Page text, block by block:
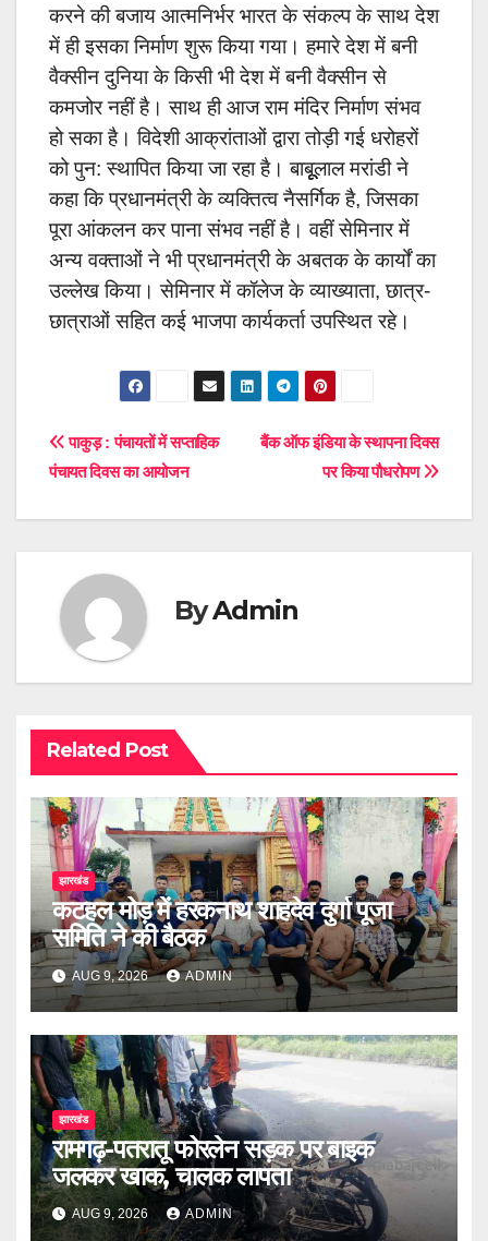
करने की बजाय आत्मनिर्भर भारत के संकल्प के साथ देश
में ही इसका निर्माण शुरू किया गया। हमारे देश में बनी
वैक्सीन दुनिया के किसी भी देश में बनी वैक्सीन से
कमजोर नहीं है। साथ ही आज राम मंदिर निर्माण संभव
हो सका है। विदेशी आक्रांताओं द्वारा तोड़ी गई धरोहरों
को पुन: स्थापित किया जा रहा है। बाबूूूलालमरांडी ने
कहा कि प्रधानमंत्री के व्यक्तित्व नैसर्गिक है, जिसका
पूरा आंकलन कर पाना संभव नहीं है।वहीं सेमिनार में
अन्य वक्ताओं ने भी प्रधानमंत्री के अबतक के कार्यों का
उल्लेख किया। सेमिनार में कॉलेज के व्याख्याता, छात्र-
छात्राओं सहित कई भाजपा कार्यकर्ता उपस्थित रहे।
Post
navigation
बैंक ऑफ इंडिया के स्थापना दिवस
पर किया पौधरोपण
पाकुड़ : पंचायतों में सप्ताहिक
पंचायत दिवस का आयोजन
ByAdmin
Related Post
झारखंड
कटहल मोड़ में हरकनाथ शाहदेव दुर्गा पूजा
समिति ने की बैठक
AUG 9, 2026 ADMIN
झारखंड
रामगढ़-पतरातू फोरलेन सड़क पर बाइक
जलकर खाक, चालक लापता
AUG 9, 2026 ADMIN